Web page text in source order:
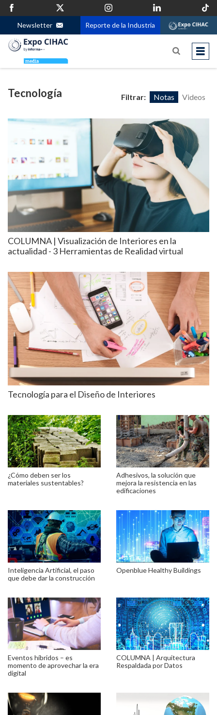
Newsletter Reporte de la Industria
Tecnología Filtrar: Notas Videos
COLUMNA | Visualización de Interiores en la
actualidad - 3 Herramientas de Realidad virtual
Tecnología para el Diseño de Interiores
¿Cómo deben ser los
materiales sustentables?
Adhesivos, la solución que
mejora la resistencia en las
edificaciones
Inteligencia Artificial, el paso
que debe dar la construcción
Openblue Healthy Buildings
Eventos híbridos – es
momento de aprovechar la era
digital
COLUMNA | Arquitectura
Respaldada por Datos